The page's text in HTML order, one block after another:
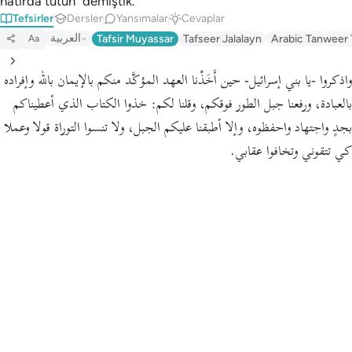
Tefsirler Dersler Yansımalar Cevaplar
Aa العربية Tafsir Muyassar Tafseer Jalalayn Arabic Tanweer
واذكروا -يا بني إسرائيل- حين أَخَذْنا العهد المؤكَّد منكم بالإيمان بالله وإفراده
بالعبادة، ورفعنا جبل الطور فوقكم، وقلنا لكم: خذوا الكتاب الذي أعطيناكم
بجدٍ واجتهاد واحفظوه، وإلا أطبقنا عليكم الجبل، ولا تنسوا التوراة قولا وعملا
كي تتقوني وتخافوا عقابي.